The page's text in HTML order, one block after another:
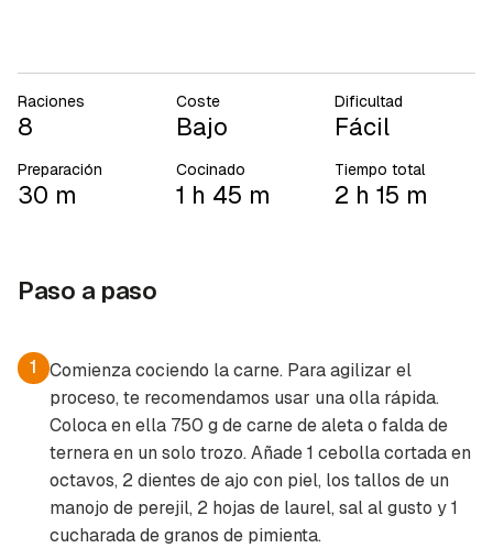
Raciones
8
Coste
Bajo
Dificultad
Fácil
Preparación
30 m
Cocinado
1 h 45 m
Tiempo total
2 h 15 m
Paso a paso
1
Comienza cociendo la carne. Para agilizar el
proceso, te recomendamos usar una olla rápida.
Coloca en ella 750 g de carne de aleta o falda de
ternera en un solo trozo. Añade 1 cebolla cortada en
octavos, 2 dientes de ajo con piel, los tallos de un
manojo de perejil, 2 hojas de laurel, sal al gusto y 1
cucharada de granos de pimienta.